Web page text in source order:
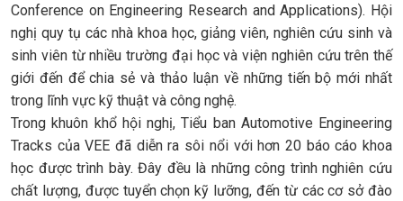
Conference on Engineering Research and Applications). Hội
nghị quy tụ các nhà khoa học, giảng viên, nghiên cứu sinh và
sinh viên từ nhiều trường đại học và viện nghiên cứu trên thế
giới đến để chia sẻ và thảo luận về những tiến bộ mới nhất
trong lĩnh vực kỹ thuật và công nghệ.
Trong khuôn khổ hội nghị, Tiểu ban Automotive Engineering
Tracks của VEE đã diễn ra sôi nổi với hơn 20 báo cáo khoa
học được trình bày. Đây đều là những công trình nghiên cứu
chất lượng, được tuyển chọn kỹ lưỡng, đến từ các cơ sở đào